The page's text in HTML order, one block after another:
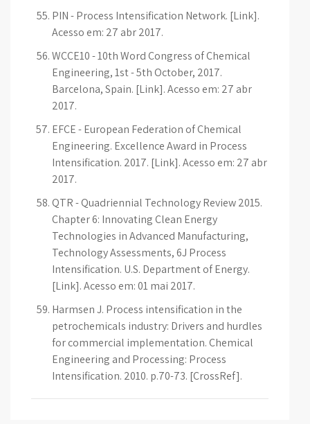
PIN - Process Intensification Network. [Link].
Acesso em: 27 abr 2017.
WCCE10 - 10th Word Congress of Chemical
Engineering, 1st - 5th October, 2017.
Barcelona, Spain. [Link]. Acesso em: 27 abr
2017.
EFCE - European Federation of Chemical
Engineering. Excellence Award in Process
Intensification. 2017. [Link]. Acesso em: 27 abr
2017.
QTR - Quadriennial Technology Review 2015.
Chapter 6: Innovating Clean Energy
Technologies in Advanced Manufacturing,
Technology Assessments, 6J Process
Intensification. U.S. Department of Energy.
[Link]. Acesso em: 01 mai 2017.
Harmsen J. Process intensification in the
petrochemicals industry: Drivers and hurdles
for commercial implementation. Chemical
Engineering and Processing: Process
Intensification. 2010. p.70-73. [CrossRef].